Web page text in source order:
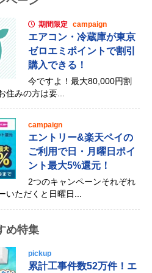
期間限定 campaign
エアコン・冷蔵庫が東京
ゼロエミポイントで割引
購入できる！
今ですよ！最大80,000円割
住みの方は要...
campaign
エントリー&楽天ペイの
ご利用で日・月曜日ポイ
ント最大5%還元！
2つのキャンペーンそれぞれ
いただくと日曜日...
め特集
pickup
累計工事件数52万件！エ